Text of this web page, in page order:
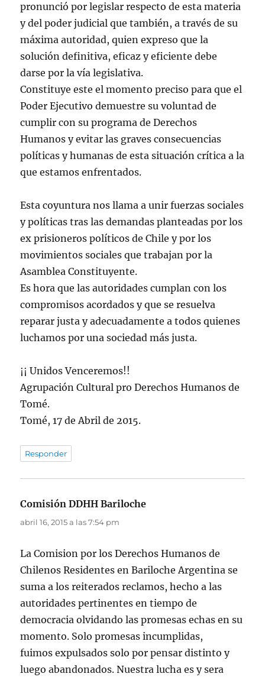
pronunció por legislar respecto de esta materia
y del poder judicial que también, a través de su
máxima autoridad, quien expreso que la
solución definitiva, eficaz y eficiente debe
darse por la vía legislativa.
Constituye este el momento preciso para que el
Poder Ejecutivo demuestre su voluntad de
cumplir con su programa de Derechos
Humanos y evitar las graves consecuencias
políticas y humanas de esta situación crítica a la
que estamos enfrentados.
Esta coyuntura nos llama a unir fuerzas sociales
y políticas tras las demandas planteadas por los
ex prisioneros políticos de Chile y por los
movimientos sociales que trabajan por la
Asamblea Constituyente.
Es hora que las autoridades cumplan con los
compromisos acordados y que se resuelva
reparar justa y adecuadamente a todos quienes
luchamos por una sociedad más justa.
¡¡ Unidos Venceremos!!
Agrupación Cultural pro Derechos Humanos de
Tomé.
Tomé, 17 de Abril de 2015.
Responder
Comisión DDHH Bariloche
abril 16, 2015 a las 7:54 pm
La Comision por los Derechos Humanos de
Chilenos Residentes en Bariloche Argentina se
suma a los reiterados reclamos, hecho a las
autoridades pertinentes en tiempo de
democracia olvidando las promesas echas en su
momento. Solo promesas incumplidas,
fuimos expulsados solo por pensar distinto y
luego abandonados. Nuestra lucha es y sera